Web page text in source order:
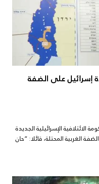
إسرائيل على الضفة
الائتلافية الإسرائيلية الجديدة
الغربية المحتلة، قائلا: “حان